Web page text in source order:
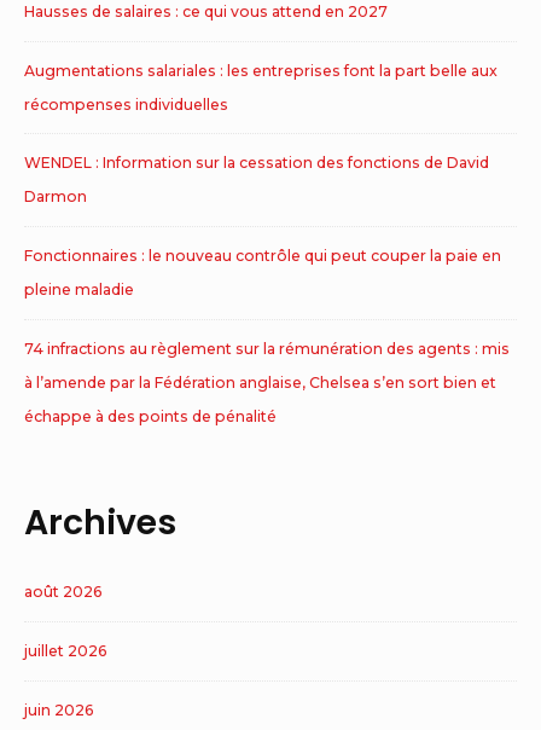
Hausses de salaires : ce qui vous attend en 2027
Augmentations salariales : les entreprises font la part belle aux
récompenses individuelles
WENDEL : Information sur la cessation des fonctions de David
Darmon
Fonctionnaires : le nouveau contrôle qui peut couper la paie en
pleine maladie
74 infractions au règlement sur la rémunération des agents : mis
à l’amende par la Fédération anglaise, Chelsea s’en sort bien et
échappe à des points de pénalité
Archives
août 2026
juillet 2026
juin 2026